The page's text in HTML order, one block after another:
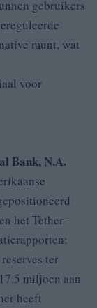
gebruikers
munt, wat
voor
Bank, N.A.
het Tether-
ter
miljoen aan
heeft